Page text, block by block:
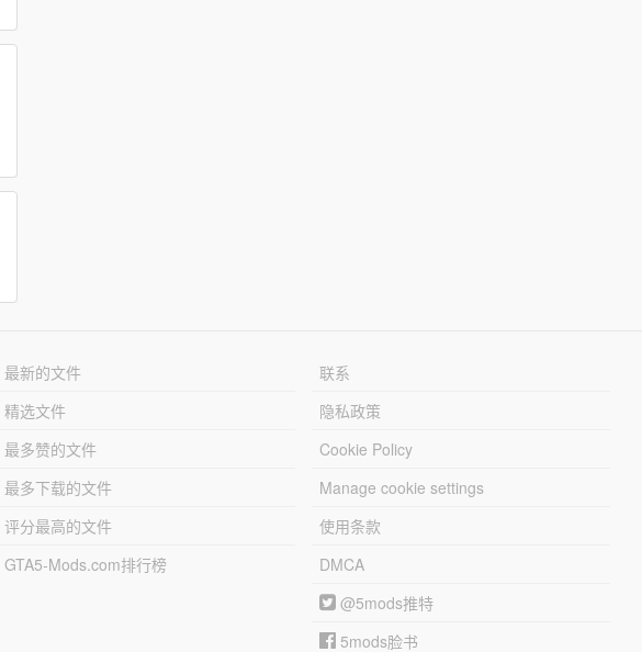
最新的文件
精选文件
最多赞的文件
最多下载的文件
评分最高的文件
GTA5-Mods.com排行榜
联系
隐私政策
Cookie Policy
Manage cookie settings
使用条款
DMCA
@5mods推特
5mods脸书